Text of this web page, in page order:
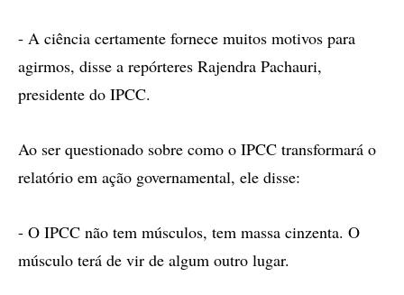
- A ciência certamente fornece muitos motivos para
agirmos, disse a repórteres Rajendra Pachauri,
presidente do IPCC.
Ao ser questionado sobre como o IPCC transformará o
relatório em ação governamental, ele disse:
- O IPCC não tem músculos, tem massa cinzenta. O
músculo terá de vir de algum outro lugar.